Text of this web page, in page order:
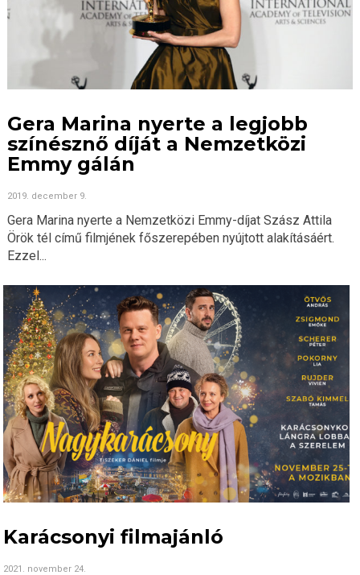
Gera Marina nyerte a legjobb
színésznő díját a Nemzetközi
Emmy gálán
2019. december 9.
Gera Marina nyerte a Nemzetközi Emmy-díjat Szász Attila
Örök tél című filmjének főszerepében nyújtott alakításáért.
Ezzel...
Karácsonyi filmajánló
2021. november 24.